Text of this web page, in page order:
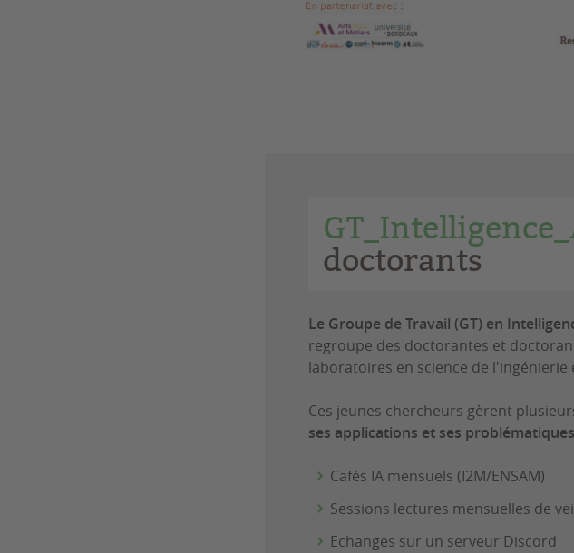
doctorants
Le Groupe de Travail (GT) en
regroupe des doctorantes et
laboratoires en science de
Ces jeunes chercheurs gèrent
ses applications et ses problématiques
Cafés IA mensuels (I2M/ENSAM)
Sessions lectures mensuelles de
Echanges sur un serveur Discord